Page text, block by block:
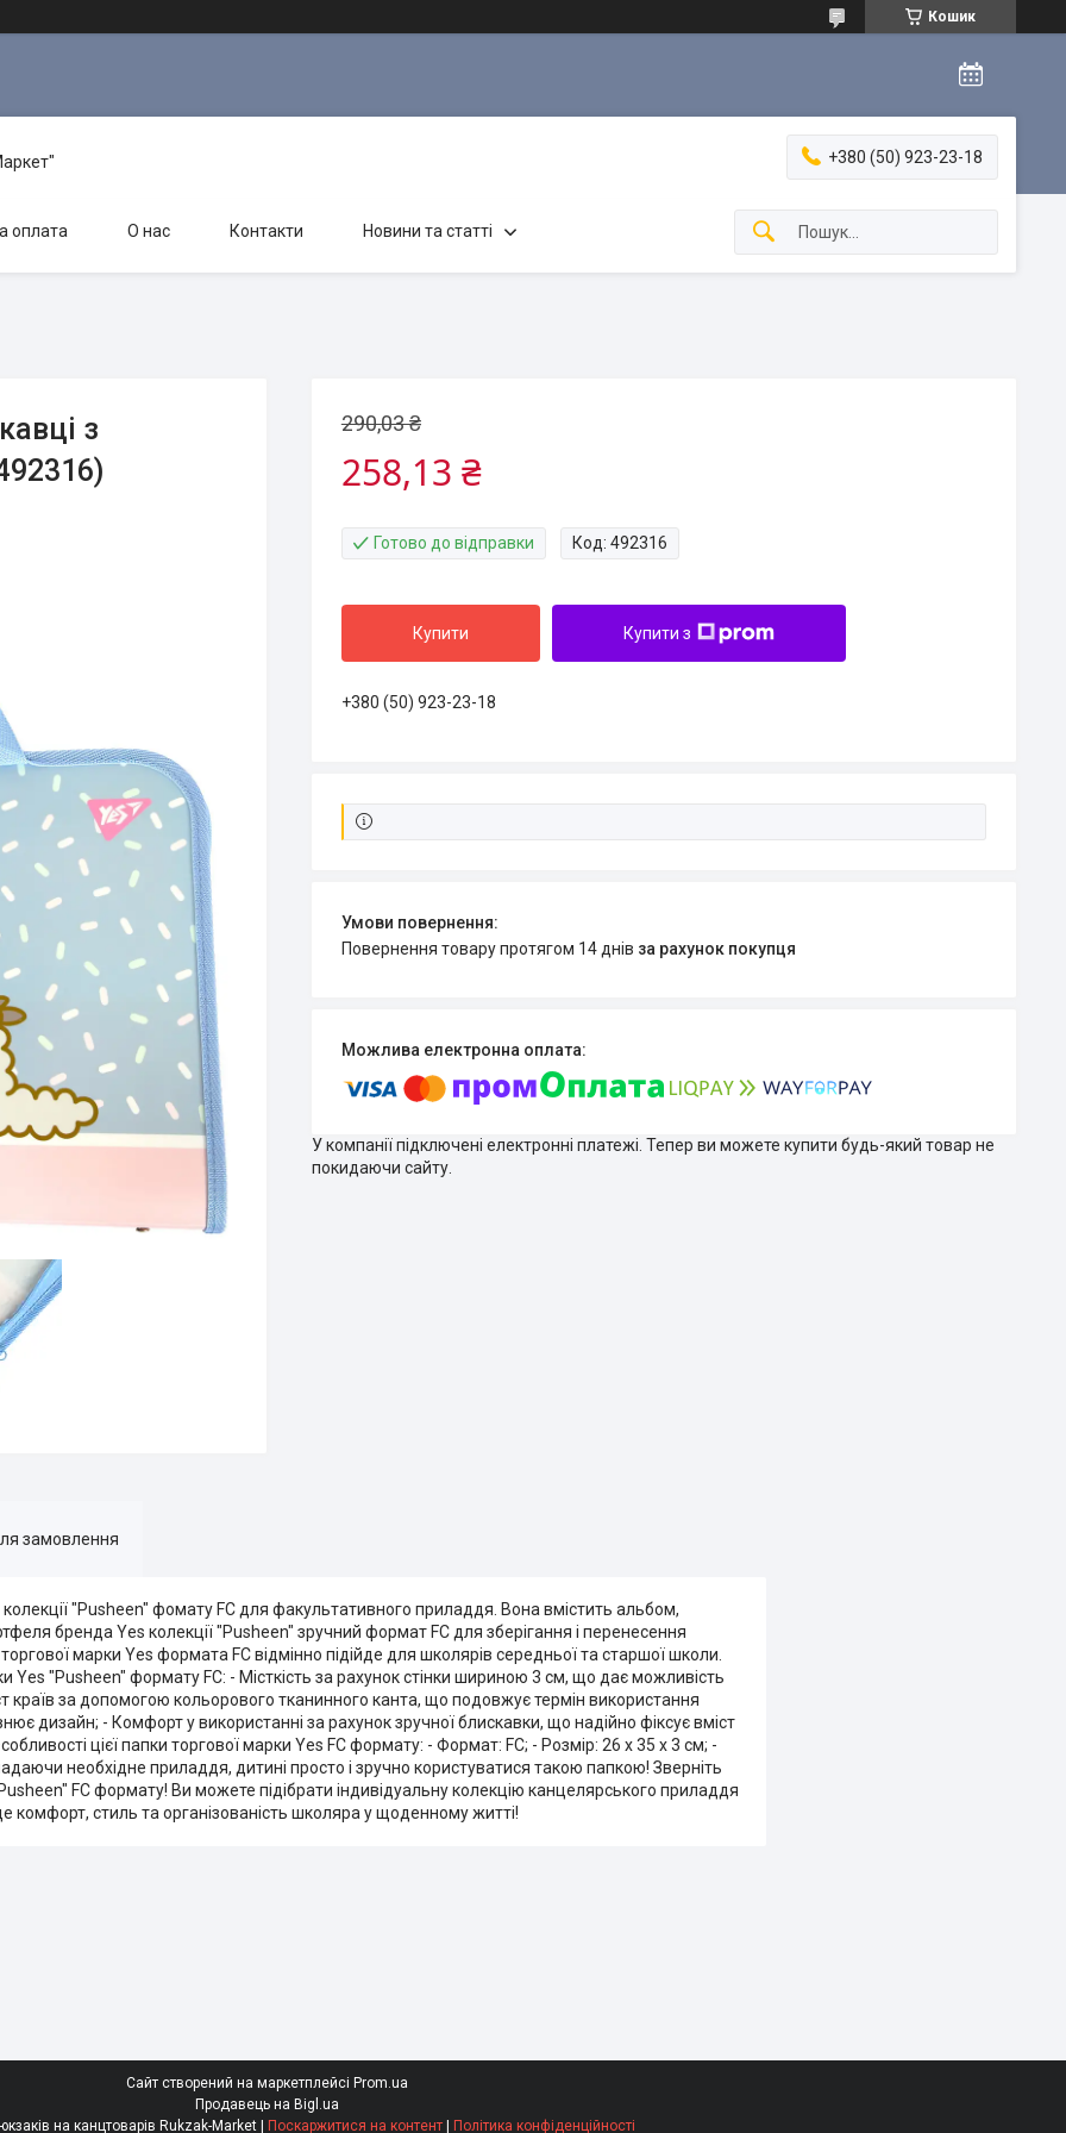
Кошик
+380 (50) 923-23-18
оплата О нас Контакти Новини та статті
з
290,03 ₴
258,13 ₴
Готово до відправки Код: 492316
Купити Купити з
+380 (50) 923-23-18
повернення товару протягом 14 днів за рахунок покупця
У компанії підключені електронні платежі. Тепер ви можете купити будь-який товар не
покидаючи сайту.
замовлення
"Pusheen" фомату FC для факультативного приладдя. Вона вмістить альбом,
бренда Yes колекції "Pusheen" зручний формат FC для зберігання і перенесення
марки Yes формата FC відмінно підійде для школярів середньої та старшої школи.
Yes "Pusheen" формату FC: - Місткість за рахунок стінки шириною 3 см, що дає можливість
країв за допомогою кольорового тканинного канта, що подовжує термін використання
дизайн; - Комфорт у використанні за рахунок зручної блискавки, що надійно фіксує вміст
цієї папки торгової марки Yes FC формату: - Формат: FC; - Розмір: 26 х 35 х 3 см; -
необхідне приладдя, дитині просто і зручно користуватися такою папкою! Зверніть
FC формату! Ви можете підібрати індивідуальну колекцію канцелярського приладдя
комфорт, стиль та організованість школяра у щоденному житті!
Сайт створений на маркетплейсі Prom.ua
Продавець на Bigl.ua
Супермаркет рюкзаків на канцтоварів Rukzak-Market | Поскаржитися на контент | Політика конфіденційності